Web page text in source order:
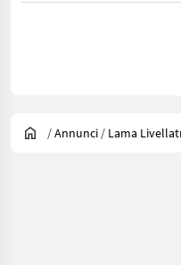
/Annunci / Lama